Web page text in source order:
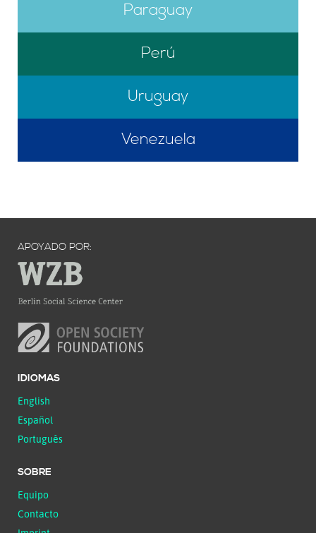
Paraguay
Perú
Uruguay
Venezuela
APOYADO POR:
IDIOMAS
English
Español
Português
SOBRE
Equipo
Contacto